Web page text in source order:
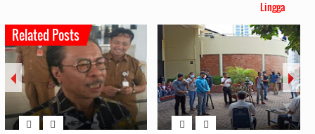
Lingga
Related Posts